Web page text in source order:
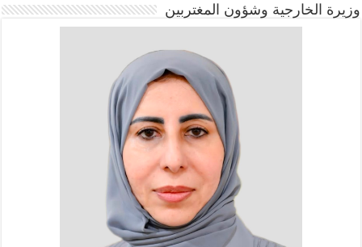
وزيرة الخارجية وشؤون المغتربين